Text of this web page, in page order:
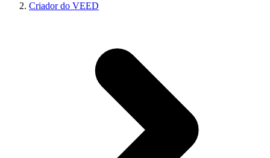
Criador do VEED